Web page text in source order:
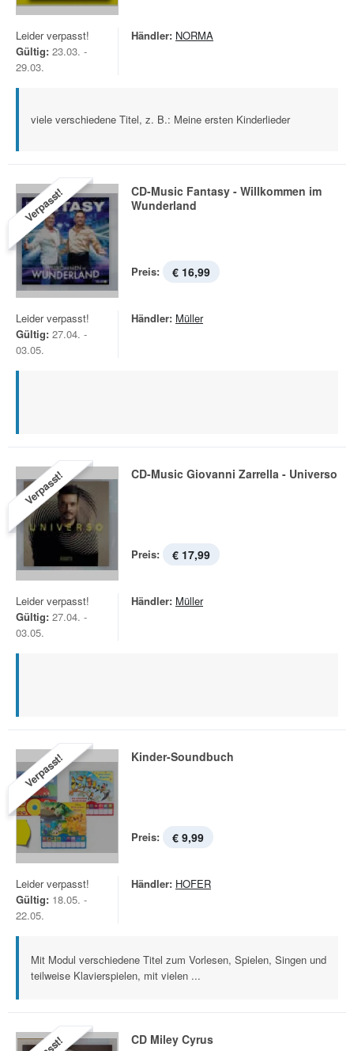
Leider verpasst!
Gültig: 23.03. -
29.03.
Händler: NORMA
viele verschiedene Titel, z. B.: Meine ersten Kinderlieder
Verpasst!
CD-Music Fantasy - Willkommen im
Wunderland
Preis: € 16,99
Leider verpasst!
Gültig: 27.04. -
03.05.
Händler: Müller
Verpasst! CD-Music Giovanni Zarrella - Universo
Preis: € 17,99
Leider verpasst!
Gültig: 27.04. -
03.05.
Händler: Müller
Verpasst! Kinder-Soundbuch
Preis: € 9,99
Leider verpasst!
Gültig: 18.05. -
22.05.
Händler: HOFER
Mit Modul verschiedene Titel zum Vorlesen, Spielen, Singen und
teilweise Klavierspielen, mit vielen ...
CD Miley Cyrus